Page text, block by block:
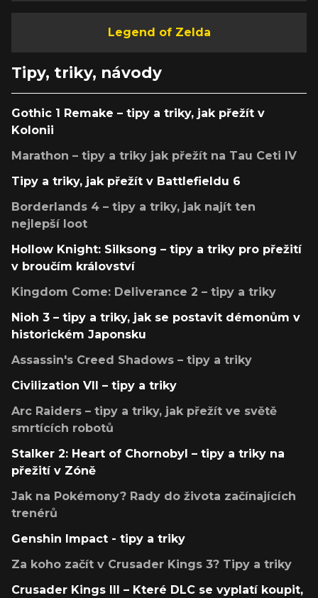
Legend of Zelda
Tipy, triky, návody
Gothic 1 Remake – tipy a triky, jak přežít v
Kolonii
Marathon – tipy a triky jak přežít na Tau Ceti IV
Tipy a triky, jak přežít v Battlefieldu 6
Borderlands 4 – tipy a triky, jak najít ten
nejlepší loot
Hollow Knight: Silksong – tipy a triky pro přežití
v broučím království
Kingdom Come: Deliverance 2 – tipy a triky
Nioh 3 – tipy a triky, jak se postavit démonům v
historickém Japonsku
Assassin's Creed Shadows – tipy a triky
Civilization VII – tipy a triky
Arc Raiders – tipy a triky, jak přežít ve světě
smrtících robotů
Stalker 2: Heart of Chornobyl – tipy a triky na
přežití v Zóně
Jak na Pokémony? Rady do života začínajících
trenérů
Genshin Impact - tipy a triky
Za koho začít v Crusader Kings 3? Tipy a triky
Crusader Kings III – Které DLC se vyplatí koupit,